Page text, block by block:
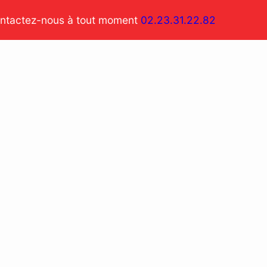
nous à tout moment 02.23.31.22.82